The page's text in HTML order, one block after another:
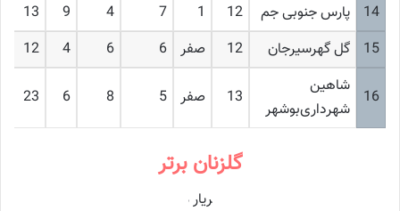
14
پارس جنوبی جم 12
1
7
4
9
13
15
گل گهرسیرجان 12 صفر 6
6
4
12
16
شاهین
شهرداری‌بوشهر
13 صفر 5
8
6
23
گلزنان برتر